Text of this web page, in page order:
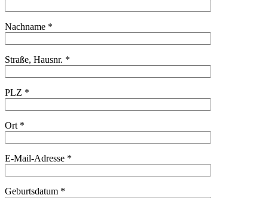
Nachname *
Straße, Hausnr. *
PLZ *
Ort *
E-Mail-Adresse *
Geburtsdatum *